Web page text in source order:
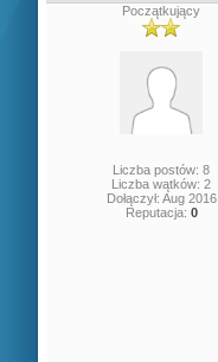
Początkujący
Liczba postów: 8
Liczba wątków: 2
Dołączył: Aug 2016
Reputacja: 0